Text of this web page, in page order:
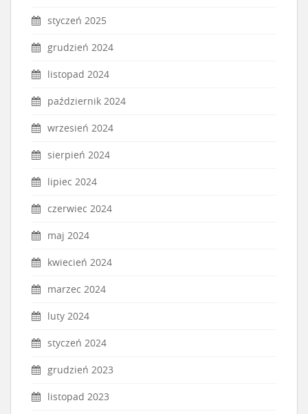
styczeń 2025
grudzień 2024
listopad 2024
październik 2024
wrzesień 2024
sierpień 2024
lipiec 2024
czerwiec 2024
maj 2024
kwiecień 2024
marzec 2024
luty 2024
styczeń 2024
grudzień 2023
listopad 2023